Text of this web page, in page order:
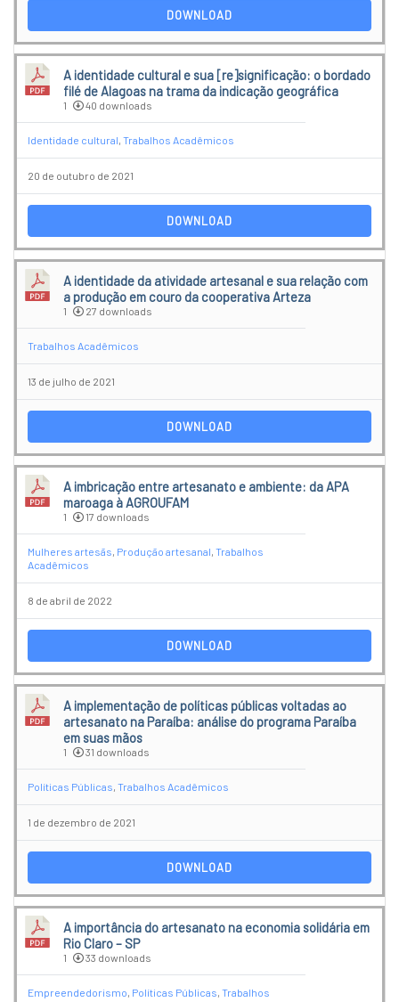
DOWNLOAD
A identidade cultural e sua [re]significação: o bordado
filé de Alagoas na trama da indicação geográfica
1 40 downloads
Identidade cultural, Trabalhos Acadêmicos
20 de outubro de 2021
DOWNLOAD
A identidade da atividade artesanal e sua relação com
a produção em couro da cooperativa Arteza
1 27 downloads
Trabalhos Acadêmicos
13 de julho de 2021
DOWNLOAD
A imbricação entre artesanato e ambiente: da APA
maroaga à AGROUFAM
1 17 downloads
Mulheres artesãs, Produção artesanal, Trabalhos
Acadêmicos
8 de abril de 2022
DOWNLOAD
A implementação de políticas públicas voltadas ao
artesanato na Paraíba: análise do programa Paraíba
em suas mãos
1 31 downloads
Políticas Públicas, Trabalhos Acadêmicos
1 de dezembro de 2021
DOWNLOAD
A importância do artesanato na economia solidária em
Rio Claro – SP
1 33 downloads
Empreendedorismo, Políticas Públicas, Trabalhos